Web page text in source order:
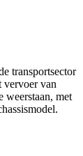
transportsector
vervoer van
weerstaan, met